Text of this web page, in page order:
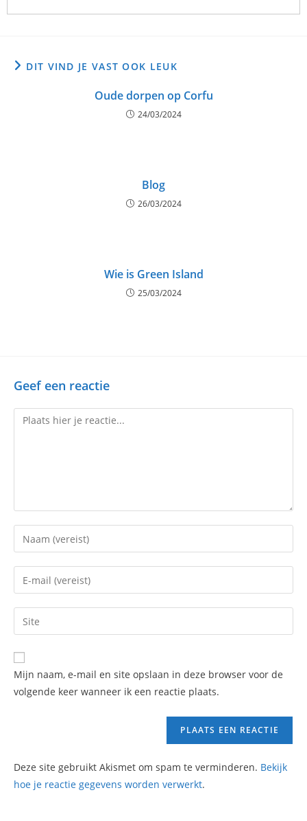
DIT VIND JE VAST OOK LEUK
Oude dorpen op Corfu
24/03/2024
Blog
26/03/2024
Wie is Green Island
25/03/2024
Geef een reactie
Mijn naam, e-mail en site opslaan in deze browser voor de
volgende keer wanneer ik een reactie plaats.
Deze site gebruikt Akismet om spam te verminderen. Bekijk
hoe je reactie gegevens worden verwerkt.